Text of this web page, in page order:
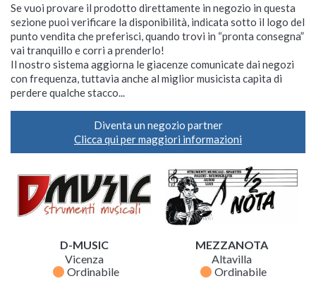
Se vuoi provare il prodotto direttamente in negozio in questa
sezione puoi verificare la disponibilità, indicata sotto il logo del
punto vendita che preferisci, quando trovi in “pronta consegna”
vai tranquillo e corri a prenderlo!
Il nostro sistema aggiorna le giacenze comunicate dai negozi
con frequenza, tuttavia anche al miglior musicista capita di
perdere qualche stacco...
Diventa un negozio partner
Clicca qui per maggiori informazioni
D-MUSIC
Vicenza
fiber_manual_record Ordinabile
MEZZANOTA
Altavilla
fiber_manual_record Ordinabile